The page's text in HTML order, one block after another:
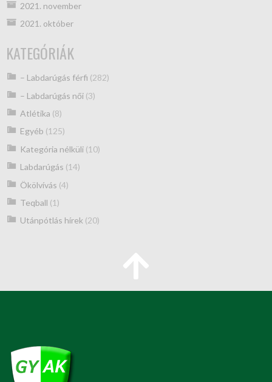
2021. november
2021. október
KATEGÓRIÁK
– Labdarúgás férfi (282)
– Labdarúgás női(3)
Atlétika (8)
Egyéb (125)
Kategória nélküli(10)
Labdarúgás (14)
Ökölvívás (4)
Teqball (1)
Utánpótlás hírek (20)